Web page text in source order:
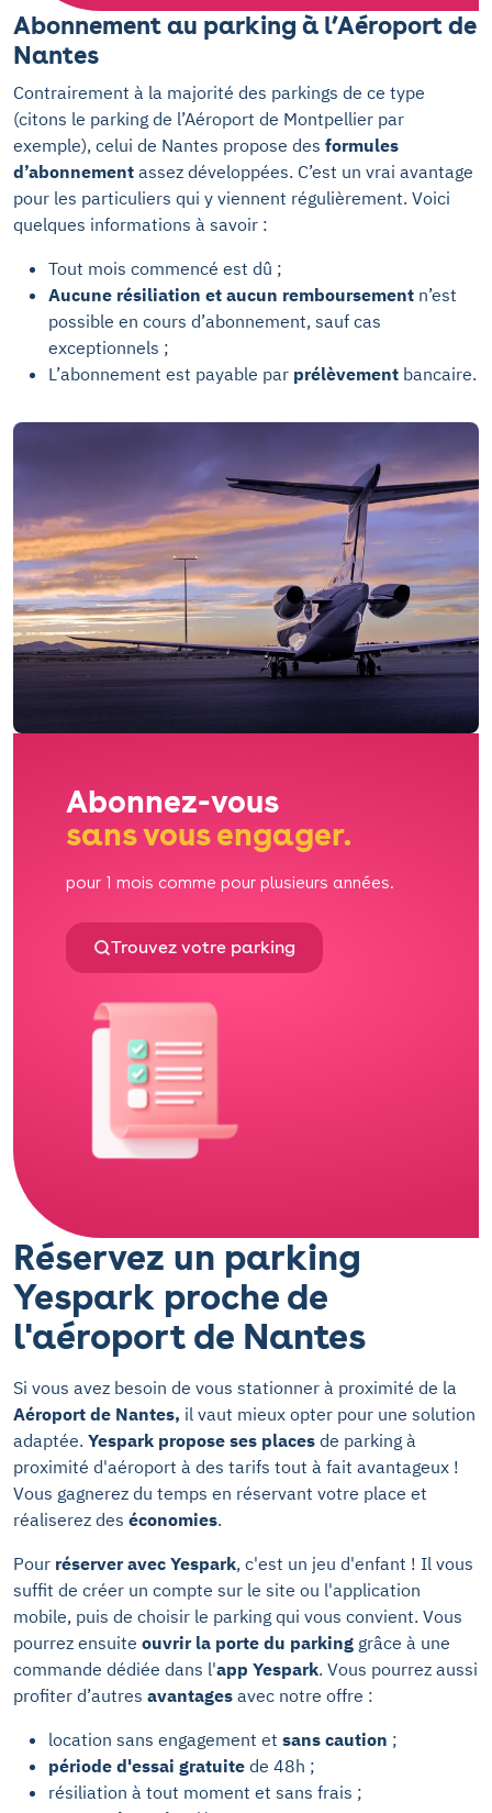
Abonnement au parking à l’Aéroport de
Nantes
Contrairement à la majorité des parkings de ce type
(citons le parking de l’Aéroport de Montpellier par
exemple), celui de Nantes propose des formules
d’abonnement assez développées. C’est un vrai avantage
pour les particuliers qui y viennent régulièrement. Voici
quelques informations à savoir :
Tout mois commencé est dû ;
Aucune résiliation et aucun remboursement n’est
possible en cours d’abonnement, sauf cas
exceptionnels ;
L’abonnement est payable par prélèvement bancaire.
Abonnez-vous
sans vous engager.
pour 1 mois comme pour plusieurs années.
Trouvez votre parking
Réservez un parking
Yespark proche de
l'aéroport de Nantes
Si vous avez besoin de vous stationner à proximité de la
Aéroport de Nantes, il vaut mieux opter pour une solution
adaptée. Yespark propose ses places de parking à
proximité d'aéroport à des tarifs tout à fait avantageux !
Vous gagnerez du temps en réservant votre place et
réaliserez des économies.
Pour réserver avec Yespark, c'est un jeu d'enfant ! Il vous
suffit de créer un compte sur le site ou l'application
mobile, puis de choisir le parking qui vous convient. Vous
pourrez ensuite ouvrir la porte du parking grâce à une
commande dédiée dans l'app Yespark. Vous pourrez aussi
profiter d’autres avantages avec notre offre :
location sans engagement et sans caution ;
période d'essai gratuite de 48h ;
résiliation à tout moment et sans frais ;